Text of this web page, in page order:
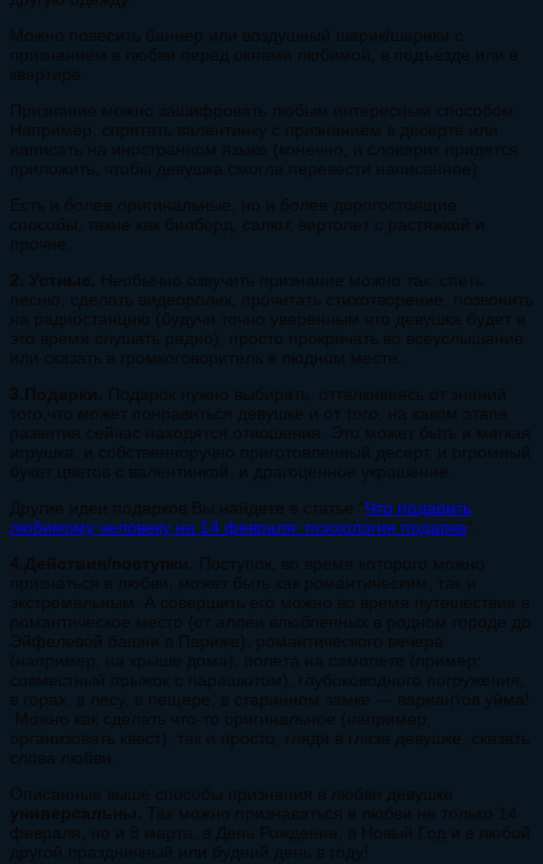
Можно повесить баннер или воздушный шарик/шарики с
признанием в любви перед окнами любимой, в подъезде или в
квартире.
Признание можно зашифровать любым интересным способом.
Например, спрятать валентинку с признанием в десерте или
написать на иностранном языке (конечно, и словарик придется
приложить, чтобы девушка смогла перевести написанное).
Есть и более оригинальные, но и более дорогостоящие
способы, такие как билборд, салют, вертолет с растяжкой и
прочие.
2. Устные.
Необычно озвучить признание можно так: спеть
песню, сделать видеоролик, прочитать стихотворение, позвонить
на радиостанцию (будучи точно уверенным что девушка будет в
это время слушать радио), просто прокричать во всеуслышание
или сказать в громкоговоритель в людном месте.
3.Подарки.
Подарок нужно выбирать, отталкиваясь от знаний
того,что может понравиться девушке и от того, на каком этапе
развития сейчас находятся отношения. Это может быть и мягкая
игрушка, и собственноручно приготовленный десерт, и огромный
букет цветов с валентинкой, и драгоценное украшение.
Другие идеи подарков Вы найдете в статье “ Что подарить
любимому человеку на 14 февраля: психология подарка
4.Действия/поступки.
Поступок, во время которого можно
признаться в любви, может быть как романтическим, так и
экстремальным. А совершить его можно во время путешествия в
романтическое место (от аллеи влюбленных в родном городе до
Эйфелевой башни в Париже), романтического вечера
(например, на крыше дома), полета на самолете (пример:
совместный прыжок с парашютом), глубоководного погружения,
в горах, в лесу, в пещере, в старинном замке — вариантов уйма!
Можно как сделать что-то оригинальное (например,
организовать квест), так и просто, глядя в глаза девушке, сказать
слова любви.
Описанные выше способы признания в любви девушке
универсальны.
Так можно признаваться в любви не только 14
февраля, но и 8 марта, в День Рождения, в Новый Год и в любой
другой праздничный или будний день в году!